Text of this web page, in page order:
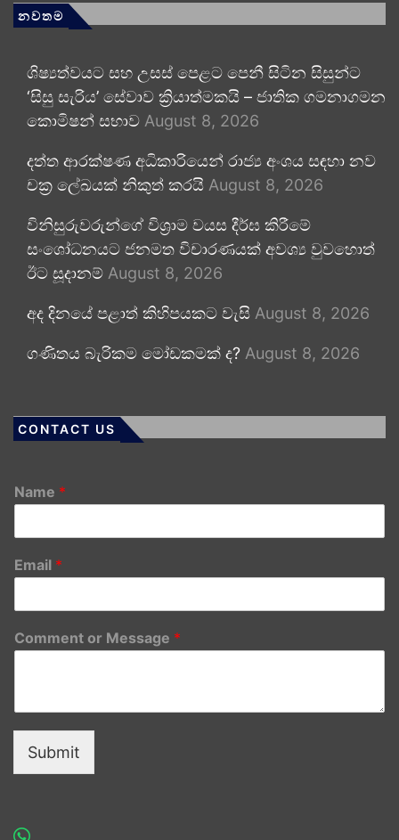
නවතම
ශිෂ්‍යත්වයට සහ උසස් පෙළට පෙනී සිටින සිසුන්ට
‘සිසු සැරිය’ සේවාව ක්‍රියාත්මකයි – ජාතික ගමනාගමන
කොමිෂන් සභාව August 8, 2026
දත්ත ආරක්ෂණ අධිකාරියෙන් රාජ්‍ය අංශය සඳහා නව
චක්‍ර ලේඛයක් නිකුත් කරයි August 8, 2026
විනිසුරුවරුන්ගේ විශ්‍රාම වයස දීර්ඝ කිරීමේ
සංශෝධනයට ජනමත විචාරණයක් අවශ්‍ය වුවහොත්
ඊට සූදානම් August 8, 2026
අද දිනයේ පළාත් කිහිපයකට වැසි August 8, 2026
ගණිතය බැරිකම මෝඩකමක් ද? August 8, 2026
CONTACT US
Name *
Email *
Comment or Message *
Submit